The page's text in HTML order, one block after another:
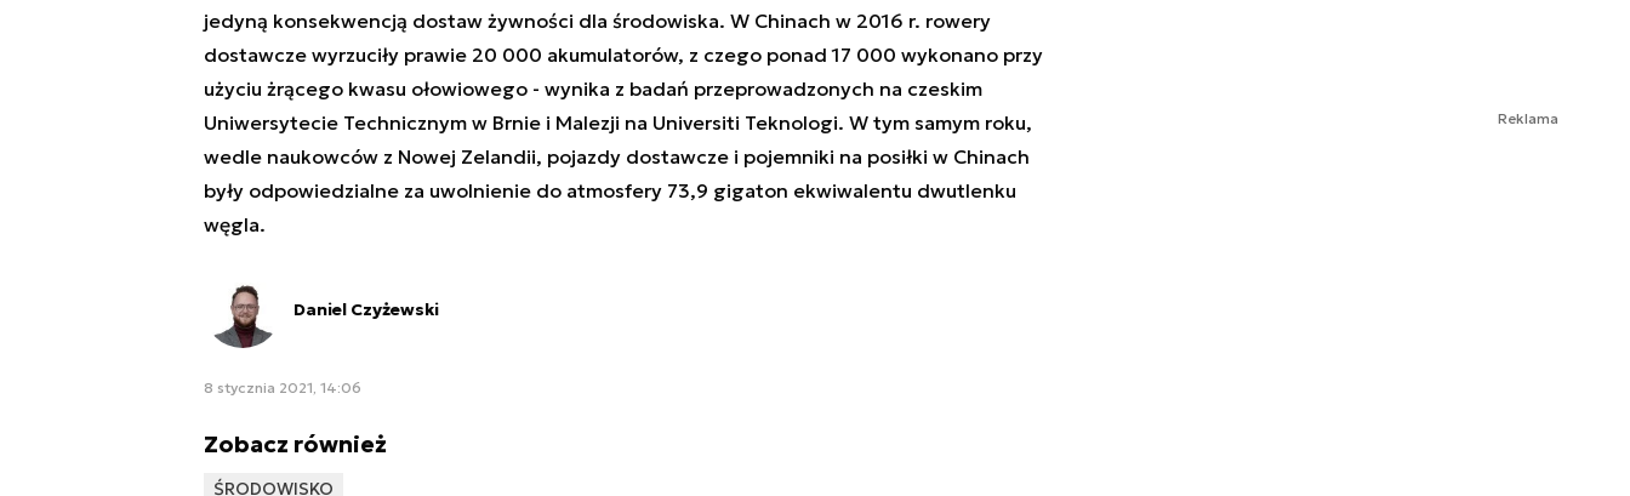
jedyną konsekwencją dostaw żywności dla środowiska. W Chinach w 2016 r. rowery
dostawcze wyrzuciły prawie 20 000 akumulatorów, z czego ponad 17 000 wykonano przy
użyciu żrącego kwasu ołowiowego - wynika z badań przeprowadzonych na czeskim
Uniwersytecie Technicznym w Brnie i Malezji na Universiti Teknologi. W tym samym roku,
wedle naukowców z Nowej Zelandii, pojazdy dostawcze i pojemniki na posiłki w Chinach
były odpowiedzialne za uwolnienie do atmosfery 73,9 gigaton ekwiwalentu dwutlenku
węgla.
Daniel Czyżewski
8 stycznia 2021, 14:06
Zobacz również
ŚRODOWISKO
Reklama